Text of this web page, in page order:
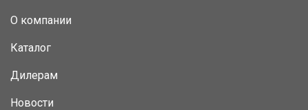
О компании
Каталог
Дилерам
Новости